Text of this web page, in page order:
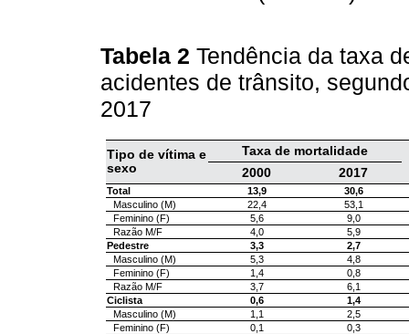
Tabela 2 Tendência da taxa
acidentes de trânsito,
2017
Tipo de vítima e
sexo
Taxa de mortalidade
2000
2017
Total 13,9
30,6
Masculino (M)
22,4
53,1
Feminino (F)
5,6
9,0
Razão M/F
4,0
5,9
Pedestre
3,3
2,7
Masculino (M)
5,3
4,8
Feminino (F)
1,4
0,8
Razão M/F
3,7
6,1
Ciclista
0,6
1,4
Masculino (M)
1,1
2,5
Feminino (F)
0,1
0,3